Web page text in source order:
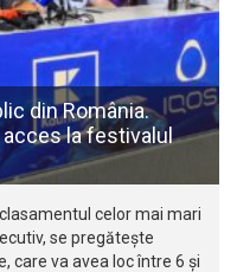
din România.
la festivalul
celor mai mari
se pregătește
care va avea loc între 6 și